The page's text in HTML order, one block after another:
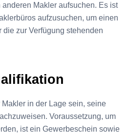
Makler aufsuchen. Es ist
aufzusuchen, um einen
die zur Verfügung stehenden
in der Lage sein, seine
Voraussetzung, um
ist ein Gewerbeschein sowie